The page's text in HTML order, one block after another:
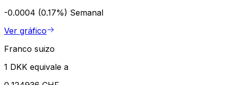
-0.0004 (0.17%) Semanal
Ver gráfico
Franco suizo
1 DKK equivale a